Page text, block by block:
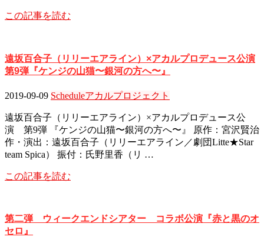
この記事を読む
遠坂百合子（リリーエアライン）×アカルプロデュース公演
第9弾『ケンジの山猫〜銀河の方へ〜』
2019-09-09 Scheduleアカルプロジェクト
遠坂百合子（リリーエアライン）×アカルプロデュース公
演 第9弾 『ケンジの山猫〜銀河の方へ〜』 原作：宮沢賢治
作・演出：遠坂百合子（リリーエアライン／劇団Litte★Star
team Spica） 振付：氏野里香（リ …
この記事を読む
第二弾 ウィークエンドシアター コラボ公演『赤と黒のオ
セロ』